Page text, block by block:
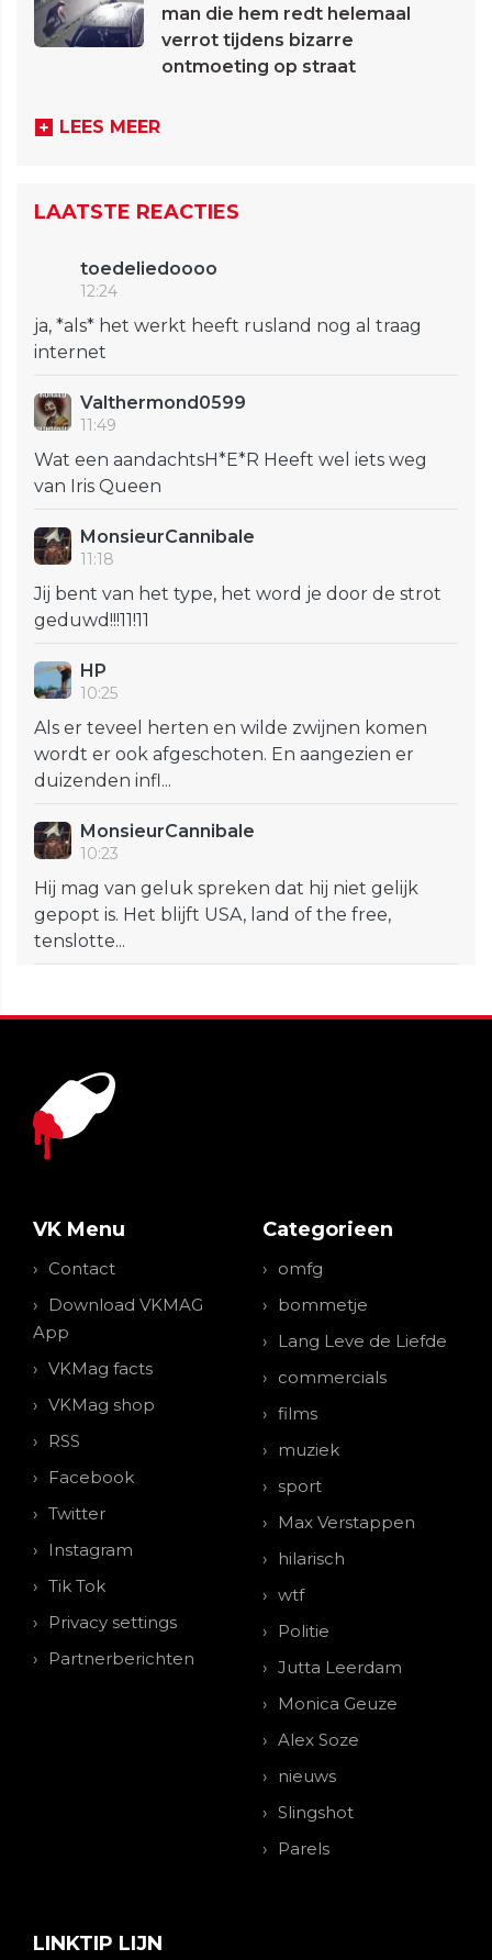
man die hem redt helemaal
verrot tijdens bizarre
ontmoeting op straat
LEES MEER
LAATSTE REACTIES
toedeliedoooo
12:24
ja, *als* het werkt heeft rusland nog al traag
internet
Valthermond0599
11:49
Wat een aandachtsH*E*R Heeft wel iets weg
van Iris Queen
MonsieurCannibale
11:18
Jij bent van het type, het word je door de strot
geduwd!!!11!11
HP
10:25
Als er teveel herten en wilde zwijnen komen
wordt er ook afgeschoten. En aangezien er
duizenden infl...
MonsieurCannibale
10:23
Hij mag van geluk spreken dat hij niet gelijk
gepopt is. Het blijft USA, land of the free,
tenslotte...
VK Menu
Contact
Download VKMAG
App
VKMag facts
VKMag shop
RSS
Facebook
Twitter
Instagram
Tik Tok
Privacy settings
Partnerberichten
Categorieen
omfg
bommetje
Lang Leve de Liefde
commercials
films
muziek
sport
Max Verstappen
hilarisch
wtf
Politie
Jutta Leerdam
Monica Geuze
Alex Soze
nieuws
Slingshot
Parels
LINKTIP LIJN